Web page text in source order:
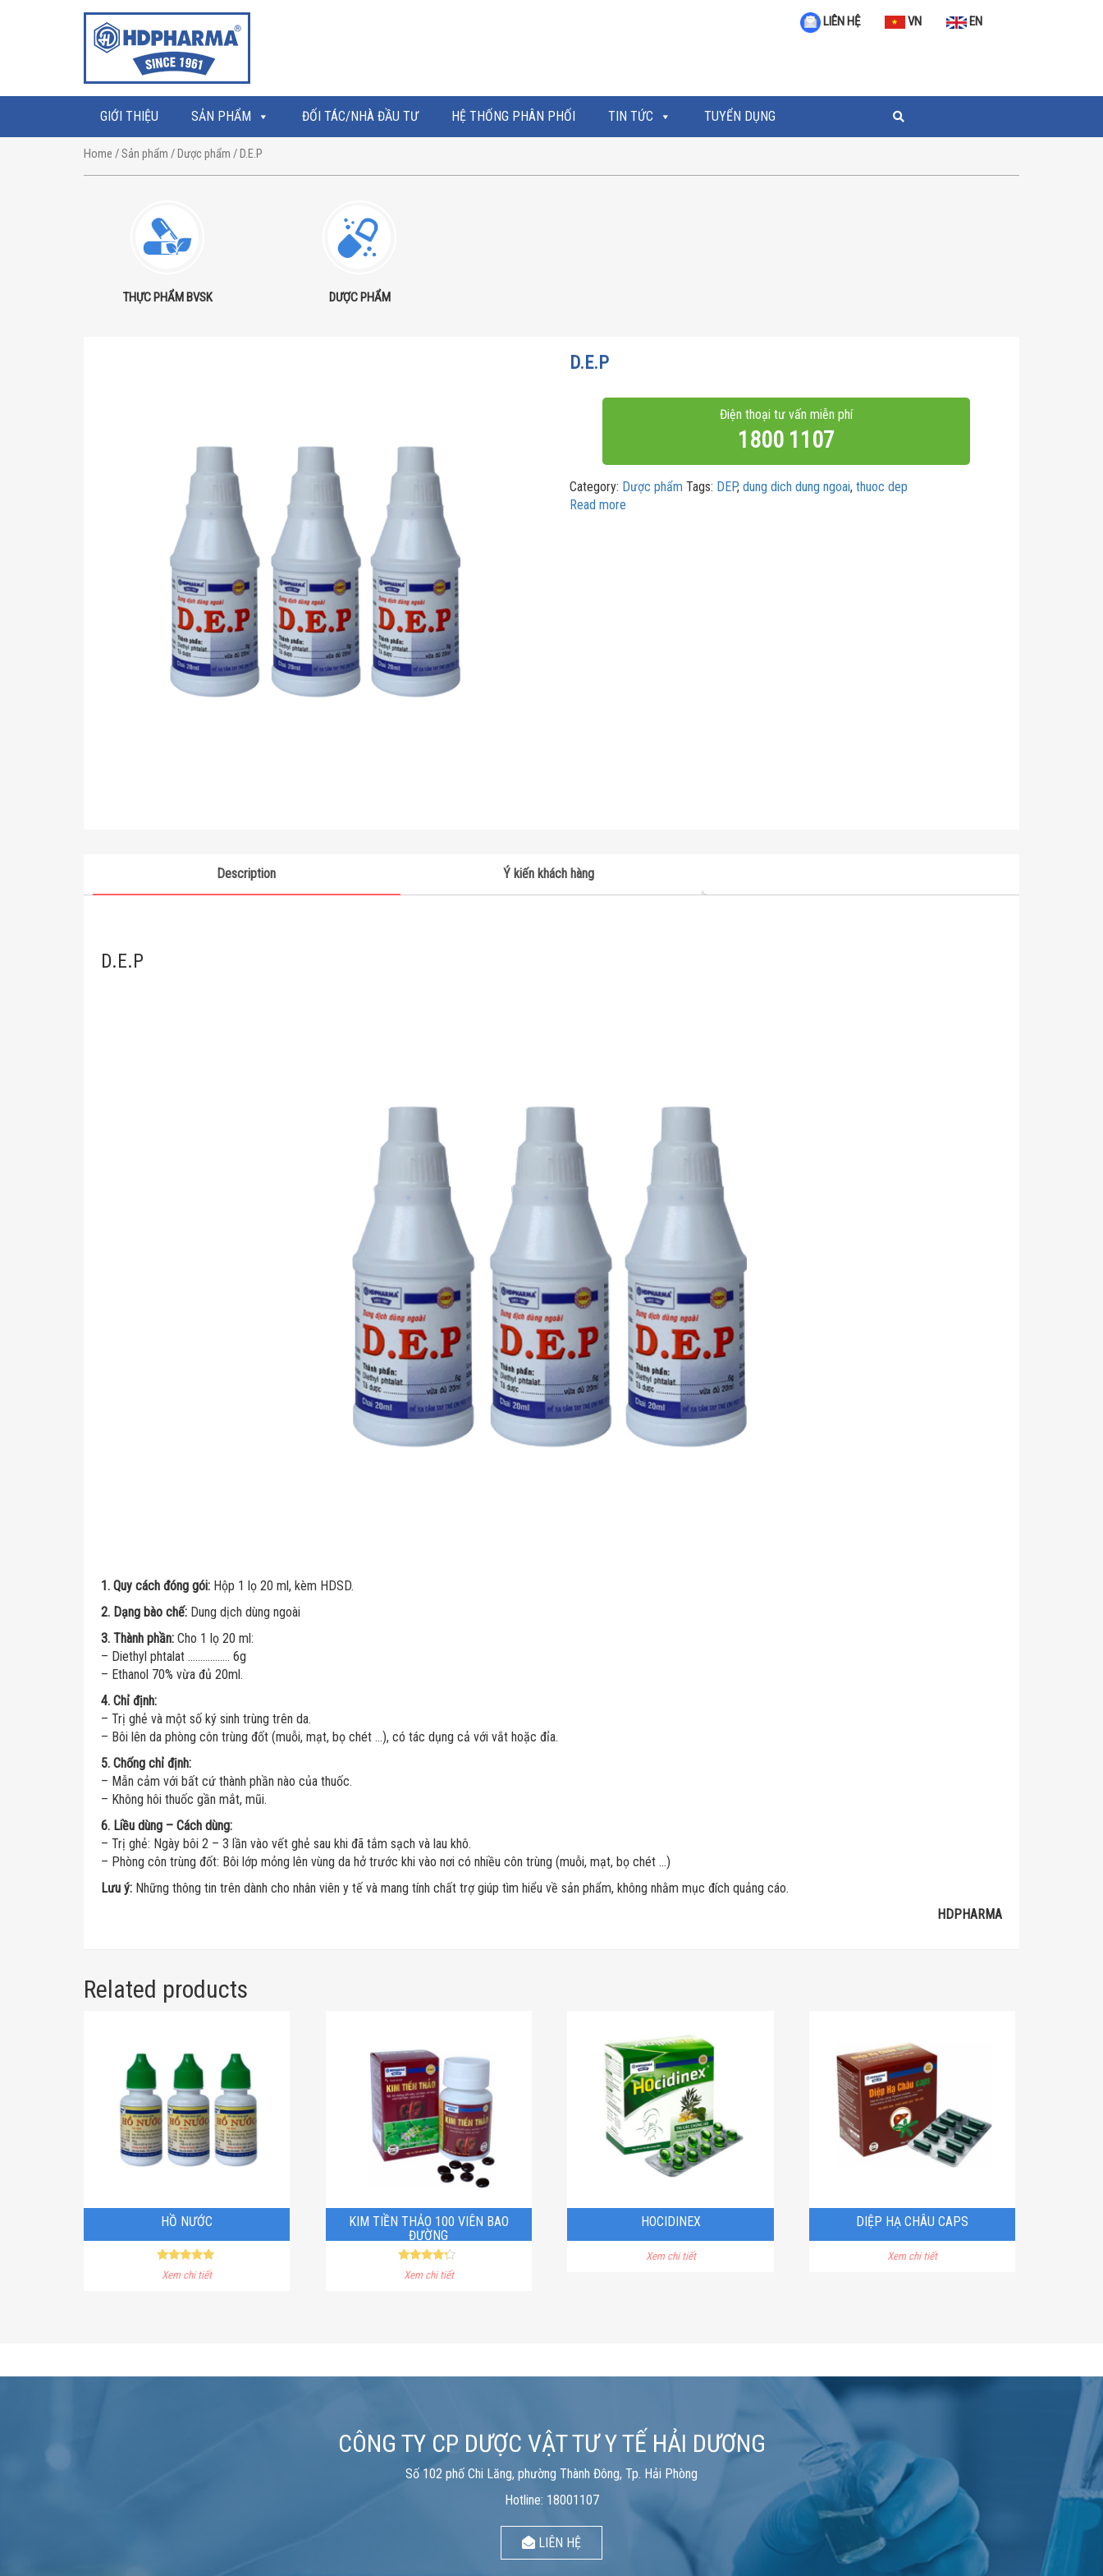
LIÊN HỆ VN EN
GIỚI THIỆU SẢN PHẨM ĐỐI TÁC/NHÀ ĐẦU TƯ HỆ THỐNG PHÂN PHỐI TIN TỨC TUYỂN DỤNG
Home /Sản phẩm /Dược phẩm / D.E.P
THỰC PHẨM BVSK DƯỢC PHẨM
D.E.P
Điện thoại tư vấn miễn phí
1800 1107
Category: Dược phẩm Tags: DEP, dung dich dung ngoai, thuoc dep
Read more
Description Ý kiến khách hàng
D.E.P
1. Quy cách đóng gói: Hộp 1 lọ 20 ml, kèm HDSD.
2. Dạng bào chế: Dung dịch dùng ngoài
3. Thành phần: Cho 1 lọ 20 ml:
– Diethyl phtalat …………….. 6g
– Ethanol 70% vừa đủ 20ml.
4. Chỉ định:
– Trị ghẻ và một số ký sinh trùng trên da.
– Bôi lên da phòng côn trùng đốt (muỗi, mạt, bọ chét …), có tác dụng cả với vắt hoặc đỉa.
5. Chống chỉ định:
– Mẫn cảm với bất cứ thành phần nào của thuốc.
– Không hôi thuốc gần mắt, mũi.
6. Liều dùng – Cách dùng:
– Trị ghẻ: Ngày bôi 2 – 3 lần vào vết ghẻ sau khi đã tắm sạch và lau khô.
– Phòng côn trùng đốt: Bôi lớp mỏng lên vùng da hở trước khi vào nơi có nhiều côn trùng (muỗi, mạt, bọ chét …)
Lưu ý: Những thông tin trên dành cho nhân viên y tế và mang tính chất trợ giúp tìm hiểu về sản phẩm, không nhằm mục đích quảng cáo.
HDPHARMA
Related products
HỒ NƯỚC
Rated
5.00
Xem chi tiết
KIM TIỀN THẢO 100 VIÊN BAO
ĐƯỜNG
Rated
4.00
Xem chi tiết
HOCIDINEX
Xem chi tiết
DIỆP HẠ CHÂU CAPS
Xem chi tiết
CÔNG TY CP DƯỢC VẬT TƯ Y TẾ HẢI DƯƠNG
Số 102 phố Chi Lăng, phường Thành Đông, Tp. Hải Phòng
Hotline: 18001107
LIÊN HỆ